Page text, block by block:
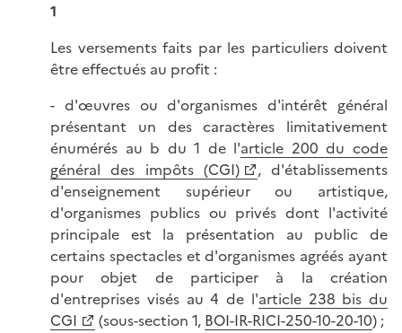
1
Les versements faits par les particuliers doivent
être effectués au profit :
- d'œuvres ou d'organismes d'intérêt général
présentant un des caractères limitativement
énumérés au b du 1 de l'article 200 du code
général des impôts (CGI)
, d'établissements
d'enseignement supérieur ou artistique,
d'organismes publics ou privés dont l'activité
principale est la présentation au public de
certains spectacles et d'organismes agréés ayant
pour objet de participer à la création
d'entreprises visés au 4 de l'article 238 bis du
CGI
(sous-section 1, BOI-IR-RICI-250-10-20-10) ;